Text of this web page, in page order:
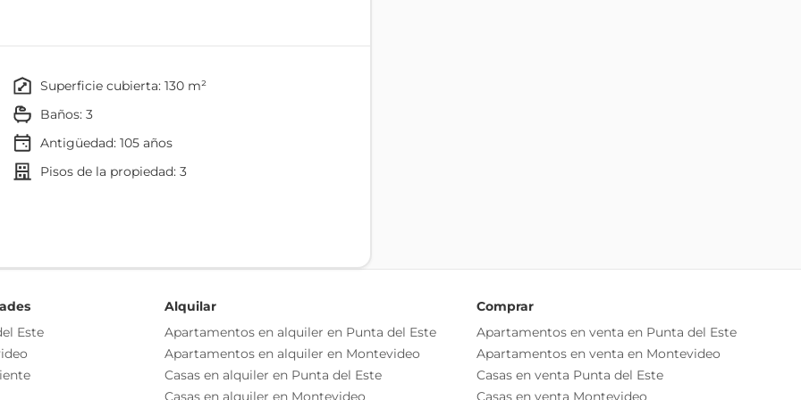
mantenimiento.
y ventilados dormitorios, dos baños completos y
la eléctrica como la sanitaria son hechas a nuevo
para ingresar sin necesidad de hacer nada.
del inmueble, debiéndose consultar al
de las medidas, descripciones arquitectónicas y
cuyos valores son aproximados.
superficie cubierta: 130 m²
baños: 3
Antigüedad:105años
pisos de la propiedad: 3
Teléfono
Comedor
Este
Alquilar
Apartamentos en alquiler en Punta del Este
Apartamentos en alquiler en Montevideo
Casas en alquiler en Punta del Este
Casas en alquiler en Montevideo
Comprar
Apartamentos en venta en Punta del Este
Apartamentos en venta en Montevideo
Casas en venta Punta del Este
Casas en venta Montevideo